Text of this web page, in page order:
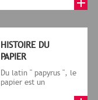
le cadre de la f...
HISTOIRE DU
PAPIER
Du latin " papyrus ", le
papier est un